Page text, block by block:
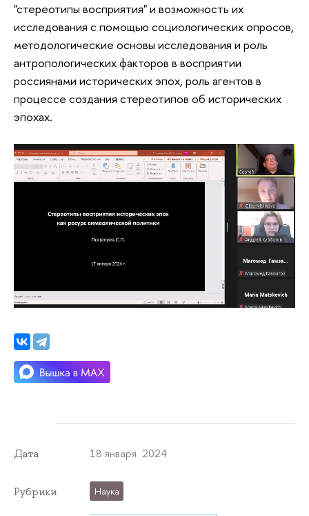
"стереотипы восприятия" и возможность их
исследования с помощью социологических опросов,
методологические основы исследования и роль
антропологических факторов в восприятии
россиянами исторических эпох, роль агентов в
процессе создания стереотипов об исторических
эпохах.
Дата 18 января 2024
Рубрики Наука